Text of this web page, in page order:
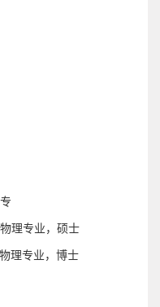
理专业，硕士
理专业，博士